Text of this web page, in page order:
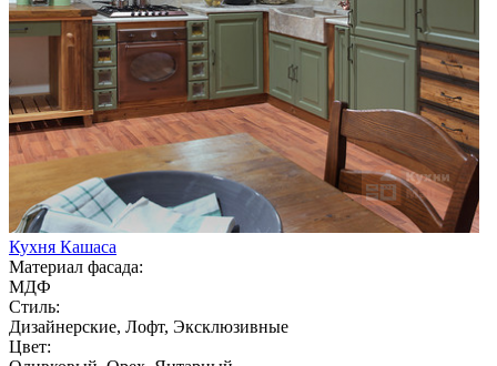
Кухня Кашаса
Материал фасада:
МДФ
Стиль:
Дизайнерские, Лофт, Эксклюзивные
Цвет: